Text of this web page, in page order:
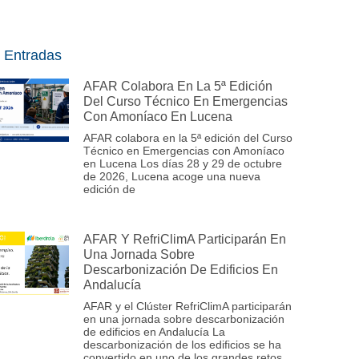
Entradas
AFAR Colabora En La 5ª Edición
Del Curso Técnico En Emergencias
Con Amoníaco En Lucena
AFAR colabora en la 5ª edición del Curso
Técnico en Emergencias con Amoníaco
en Lucena Los días 28 y 29 de octubre
de 2026, Lucena acoge una nueva
edición de
AFAR Y RefriClimA Participarán En
Una Jornada Sobre
Descarbonización De Edificios En
Andalucía
AFAR y el Clúster RefriClimA participarán
en una jornada sobre descarbonización
de edificios en Andalucía La
descarbonización de los edificios se ha